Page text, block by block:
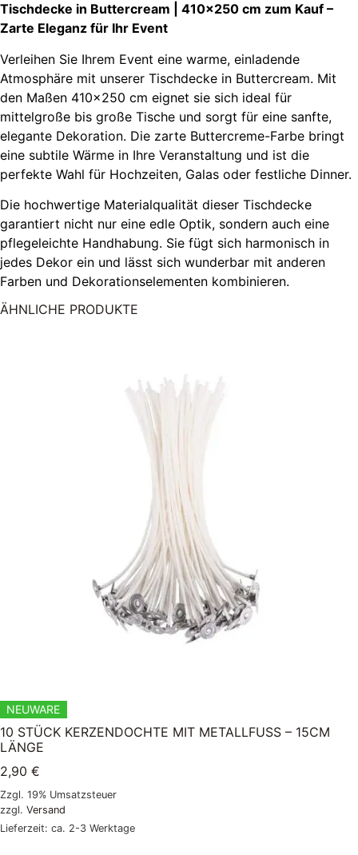
Tischdecke in Buttercream | 410×250 cm zum Kauf –
Zarte Eleganz für Ihr Event
Verleihen Sie Ihrem Event eine warme, einladende
Atmosphäre mit unserer Tischdecke in Buttercream. Mit
den Maßen 410×250 cm eignet sie sich ideal für
mittelgroße bis große Tische und sorgt für eine sanfte,
elegante Dekoration. Die zarte Buttercreme-Farbe bringt
eine subtile Wärme in Ihre Veranstaltung und ist die
perfekte Wahl für Hochzeiten, Galas oder festliche Dinner.
Die hochwertige Materialqualität dieser Tischdecke
garantiert nicht nur eine edle Optik, sondern auch eine
pflegeleichte Handhabung. Sie fügt sich harmonisch in
jedes Dekor ein und lässt sich wunderbar mit anderen
Farben und Dekorationselementen kombinieren.
ÄHNLICHE PRODUKTE
NEUWARE
10 STÜCK KERZENDOCHTE MIT METALLFUSS – 15CM
LÄNGE
2,90 €
Zzgl. 19% Umsatzsteuer
zzgl. Versand
Lieferzeit: ca. 2-3 Werktage